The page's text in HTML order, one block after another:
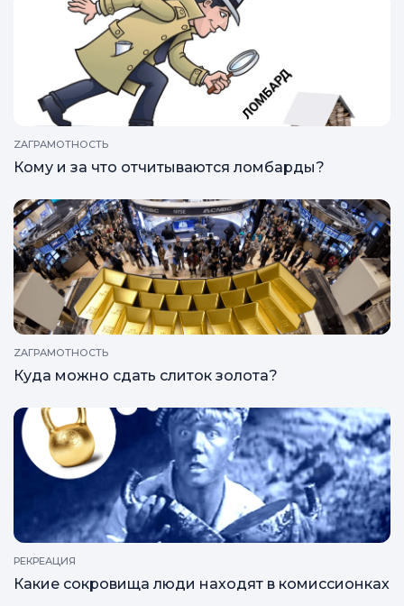
ZAГРАМОТНОСТЬ
Кому и за что отчитываются ломбарды?
ZAГРАМОТНОСТЬ
Куда можно сдать слиток золота?
РЕКРЕАЦИЯ
Какие сокровища люди находят в комиссионках